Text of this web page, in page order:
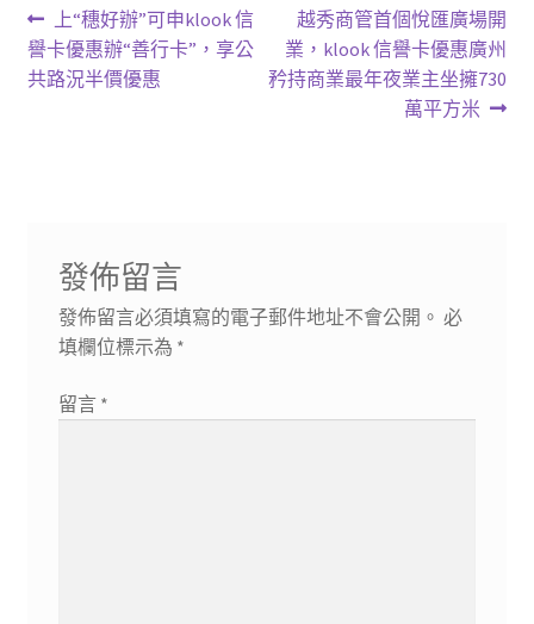
文
章
上
一
篇
上“穗好辦”可申klook 信
譽卡優惠辦“善行卡”，享公
共路況半價優惠
下
一
篇
越秀商管首個悅匯廣場開
業，klook 信譽卡優惠廣州
矜持商業最年夜業主坐擁730
萬平方米
發佈留言
發佈留言必須填寫的電子郵件地址不會公開。 必
填欄位標示為 *
留言 *